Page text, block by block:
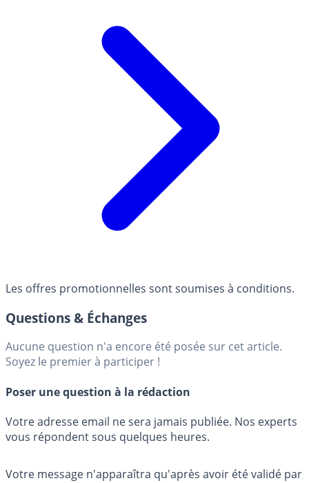
Les offres promotionnelles sont soumises à conditions.
Questions & Échanges
Aucune question n'a encore été posée sur cet article.
Soyez le premier à participer !
Poser une question à la rédaction
Votre adresse email ne sera jamais publiée. Nos experts
vous répondent sous quelques heures.
Votre message n'apparaîtra qu'après avoir été validé par